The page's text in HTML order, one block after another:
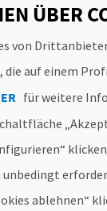
ÜBER
von
auf einem
für weitere
ablehnen“